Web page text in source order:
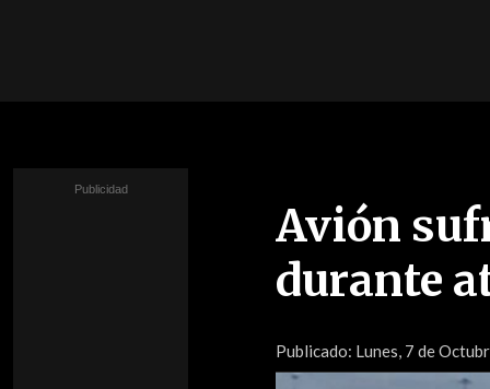
Avión
durante
Publicado: Lunes, 7 de